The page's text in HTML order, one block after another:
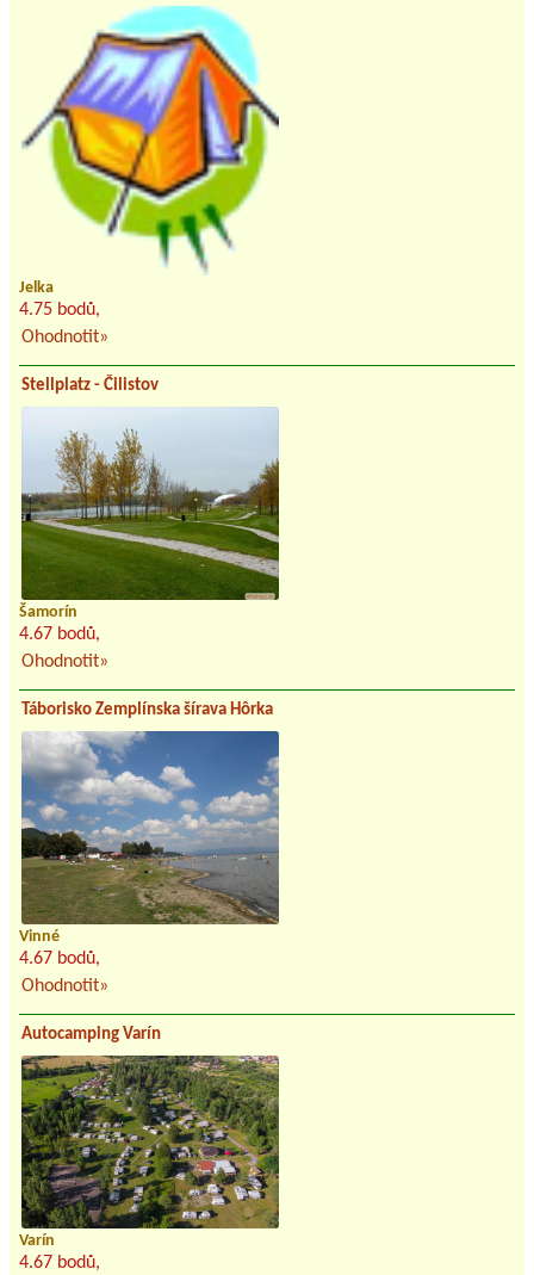
Jelka
4.75 bodů,
Ohodnotit»
Stellplatz - Čilistov
Šamorín
4.67 bodů,
Ohodnotit»
Táborisko Zemplínska šírava Hôrka
Vinné
4.67 bodů,
Ohodnotit»
Autocamping Varín
Varín
4.67 bodů,